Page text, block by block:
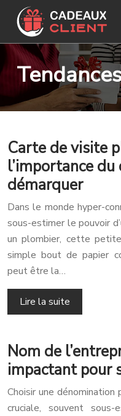
Carte de visite
l’importance
démarquer
Dans le monde hyper-
sous-estimer le pouvoir
un plombier, cette
simple bout de papier
peut être la…
Lire la suite
Nom de
impactant pour
Choisir une
cruciale, souvent sous-